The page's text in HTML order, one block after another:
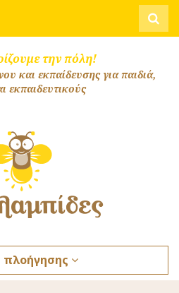
την πόλη!
και εκπαίδευσης για παιδιά,
εκπαιδευτικούς
πλοήγησης